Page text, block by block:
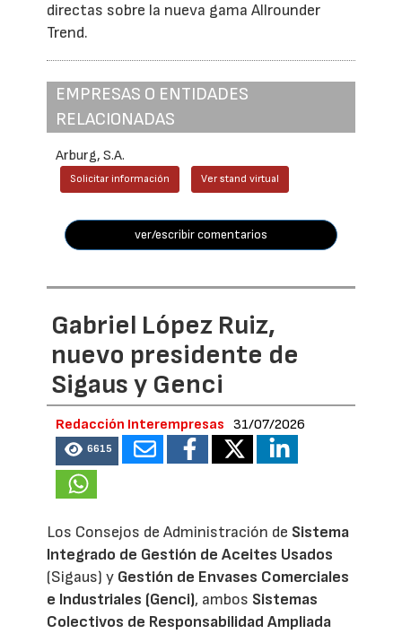
directas sobre la nueva gama Allrounder
Trend.
EMPRESAS O ENTIDADES
RELACIONADAS
Arburg, S.A.
Solicitar información Ver stand virtual
ver/escribir comentarios
Gabriel López Ruiz,
nuevo presidente de
Sigaus y Genci
Redacción Interempresas 31/07/2026
6615
Los Consejos de Administración de Sistema
Integrado de Gestión de Aceites Usados
(Sigaus) y Gestión de Envases Comerciales
e Industriales (Genci), ambos Sistemas
Colectivos de Responsabilidad Ampliada